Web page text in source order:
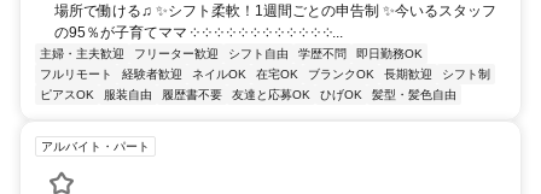
場所で働ける♫ ✨シフト柔軟！1週間ごとの申告制 ✨今いるスタッフ
の95％が子育てママ ༶ ༶ ༶ ༶ ༶ ༶ ༶ ༶ ༶ ༶ ༶ ༶...
主婦・主夫歓迎 フリーター歓迎 シフト自由 学歴不問
即日勤務OK
フルリモート
経験者歓迎 ネイルOK 在宅OK ブランクOK 長期歓迎
シフト制
ピアスOK
服装自由 履歴書不要 友達と応募OK ひげOK 髪型・髪色自由
アルバイト・パート